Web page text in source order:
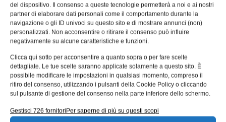
del dispositivo. Il consenso a queste tecnologie permetterà a noi e ai nostri
partner di elaborare dati personali come il comportamento durante la
navigazione o gli ID univoci su questo sito e di mostrare annunci (non)
personalizzati. Non acconsentire o ritirare il consenso può influire
negativamente su alcune caratteristiche e funzioni.
Clicca qui sotto per acconsentire a quanto sopra o per fare scelte
dettagliate. Le tue scelte saranno applicate solamente a questo sito. È
possibile modificare le impostazioni in qualsiasi momento, compreso il
ritiro del consenso, utilizzando i pulsanti della Cookie Policy o cliccando
sul pulsante di gestione del consenso nella parte inferiore dello schermo.
Gestisci 726 fornitoriPer saperne di più su questi scopi
Geartec ha acquistato un nuovo impianto di
microfresatura a 5 assi, che garantisce maggiore qualità
e ulteriore flessibilità produttiva. Il
Redazione 13/11/2020
EDICOLA WEB